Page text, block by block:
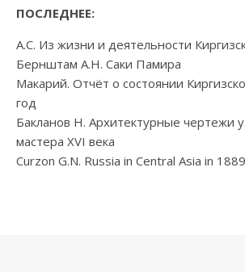
ПОСЛЕДНЕЕ:
А.С. Из жизни и деятельности
Бернштам А.Н. Саки Памира
Макарий. Отчёт о состоянии
год
Бакланов Н. Архитектурные чертежи
мастера XVI века
Curzon G.N. Russia in Central Asia in 1889